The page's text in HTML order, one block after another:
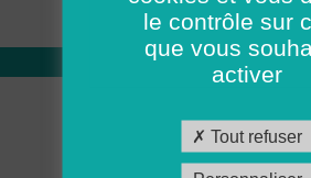
14 15 16
Qui sommes nous
Académie ADMR
le contrôle sur
que vous
activer
Tout refuser